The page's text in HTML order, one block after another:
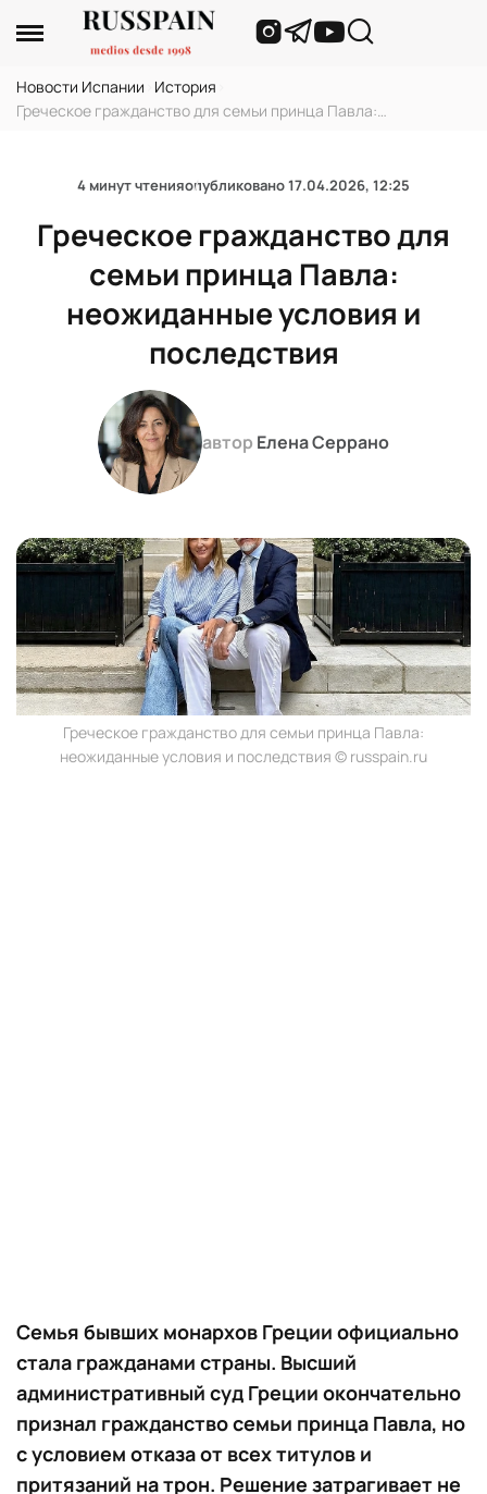
Новости Испании История
Греческое гражданство для семьи принца Павла:
4 минут чтенияопубликовано17.04.2026, 12:25
Греческое гражданство для
семьи принца Павла:
неожиданные условия и
последствия
автор Елена Серрано
Греческое гражданство для семьи принца Павла:
неожиданные условия и последствия © russpain.ru
Семья бывших монархов Греции официально
стала гражданами страны. Высший
административный суд Греции окончательно
признал гражданство семьи принца Павла, но
с условием отказа от всех титулов и
притязаний на трон. Решение затрагивает не